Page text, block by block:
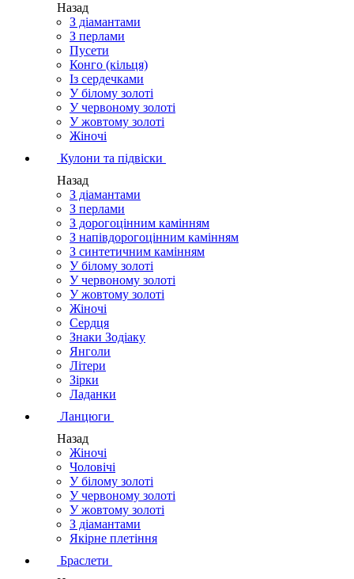
Назад
З діамантами
З перлами
Пусети
Конго (кільця)
Із сердечками
У білому золоті
У червоному золоті
У жовтому золоті
Жіночі
Кулони та підвіски
Назад
З діамантами
З перлами
З дорогоцінним камінням
З напівдорогоцінним камінням
З синтетичним камінням
У білому золоті
У червоному золоті
У жовтому золоті
Жіночі
Сердця
Знаки Зодіаку
Янголи
Літери
Зірки
Ладанки
Ланцюги
Назад
Жіночі
Чоловічі
У білому золоті
У червоному золоті
У жовтому золоті
З діамантами
Якірне плетіння
Браслети